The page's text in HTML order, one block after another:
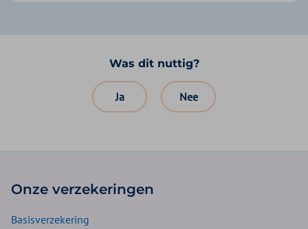
Was dit nuttig?
Ja Nee
Onze verzekeringen
Basisverzekering